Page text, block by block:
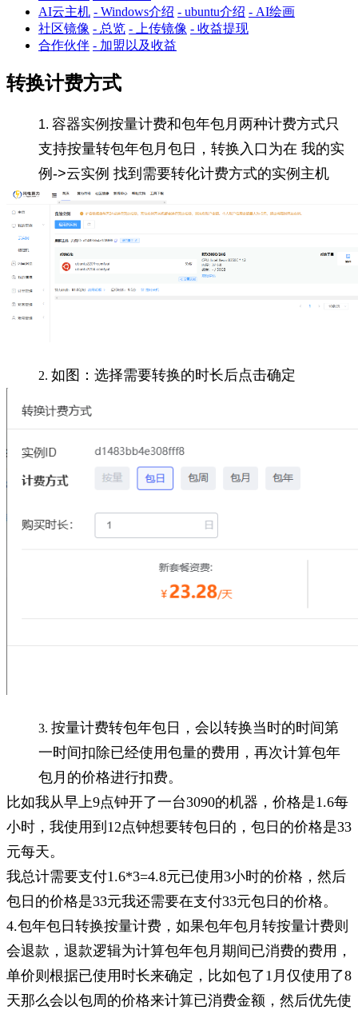
AI云主机 - Windows介绍 - ubuntu介绍 - AI绘画
社区镜像 - 总览 - 上传镜像 - 收益提现
合作伙伴 - 加盟以及收益
转换计费方式
容器实例按量计费和包年包月两种计费方式只
支持按量转包年包月包日，转换入口为在 我的实
例->云实例 找到需要转化计费方式的实例主机
如图：选择需要转换的时长后点击确定
按量计费转包年包日，会以转换当时的时间第
一时间扣除已经使用包量的费用，再次计算包年
包月的价格进行扣费。
比如我从早上9点钟开了一台3090的机器，价格是1.6每
小时，我使用到12点钟想要转包日的，包日的价格是33
元每天。
我总计需要支付1.6*3=4.8元已使用3小时的价格，然后
包日的价格是33元我还需要在支付33元包日的价格。
4.包年包日转换按量计费，如果包年包月转按量计费则
会退款，退款逻辑为计算包年包月期间已消费的费用，
单价则根据已使用时长来确定，比如包了1月仅使用了8
天那么会以包周的价格来计算已消费金额，然后优先使